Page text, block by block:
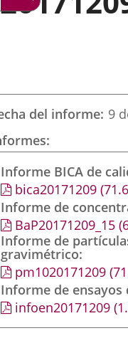
del informe 9
Informe BICA de
bica20171209 (71.6
Informe de
BaP20171209_15
Informe de
gravimétrico
pm1020171209
Informe de ensayos
infoen20171209